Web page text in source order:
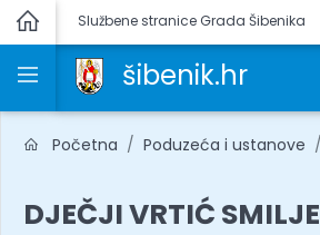
Službene stranice Grada Šibenika
šibenik.hr
Početna Poduzeća i ustanove
DJEČJI VRTIĆ SMILJE